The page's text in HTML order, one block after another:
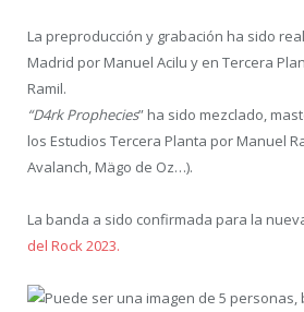
La preproducción y grabación ha sido
Madrid por Manuel Acilu y en Tercera
Ramil.
“D4rk Prophecies” ha sido mezclado,
los Estudios Tercera Planta por Manuel
Avalanch, Mägo de Oz…).
La banda a sido confirmada para la
del Rock 2023.